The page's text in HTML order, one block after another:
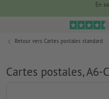
En
Retour vers Cartes postales standard
Cartes postales, A6-